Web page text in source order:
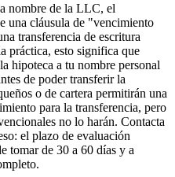
nombre de la LLC, el
una cláusula de "vencimiento
transferencia de escritura
práctica, esto significa que
hipoteca a tu nombre personal
de poder transferir la
o de cartera permitirán una
para la transferencia, pero
no lo harán. Contacta
el plazo de evaluación
tomar de 30 a 60 días y a